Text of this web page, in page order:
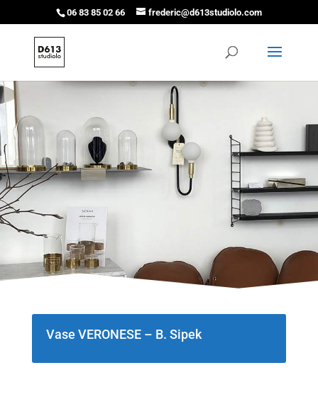
06 83 85 02 66 frederic@d613studiolo.com
Vase VERONESE – B. Sipek